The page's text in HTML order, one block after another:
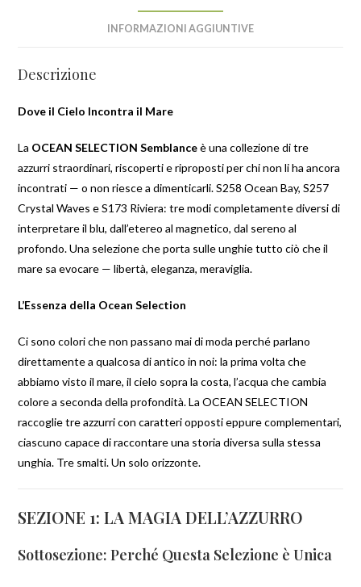
INFORMAZIONI AGGIUNTIVE
Descrizione
Dove il Cielo Incontra il Mare
La OCEAN SELECTION Semblanceè una collezione di tre
azzurri straordinari, riscoperti e riproposti per chi non li ha ancora
incontrati — o non riesce a dimenticarli. S258 Ocean Bay, S257
Crystal Waves e S173 Riviera: tre modi completamente diversi di
interpretare il blu, dall’etereo al magnetico, dal sereno al
profondo. Una selezione che porta sulle unghie tutto ciò che il
mare sa evocare — libertà, eleganza, meraviglia.
L’Essenza della Ocean Selection
Ci sono colori che non passano mai di moda perché parlano
direttamente a qualcosa di antico in noi: la prima volta che
abbiamo visto il mare, il cielo sopra la costa, l’acqua che cambia
colore a seconda della profondità. La OCEAN SELECTION
raccoglie tre azzurri con caratteri opposti eppure complementari,
ciascuno capace di raccontare una storia diversa sulla stessa
unghia. Tre smalti. Un solo orizzonte.
SEZIONE 1: LA MAGIA DELL’AZZURRO
Sottosezione: Perché Questa Selezione è Unica